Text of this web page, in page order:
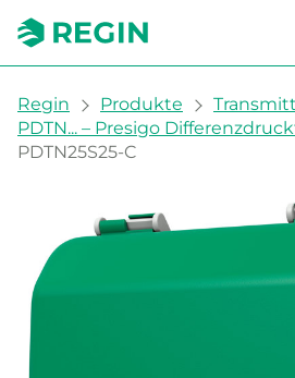
You are here:
Regin Produkte
PDTN... – Presigo
PDTN25S25-C